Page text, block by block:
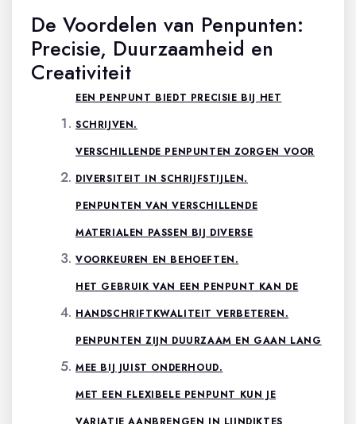
De Voordelen van Penpunten:
Precisie, Duurzaamheid en
Creativiteit
EEN PENPUNT BIEDT PRECISIE BIJ HET
SCHRIJVEN.
VERSCHILLENDE PENPUNTEN ZORGEN VOOR
DIVERSITEIT IN SCHRIJFSTIJLEN.
PENPUNTEN VAN VERSCHILLENDE
MATERIALEN PASSEN BIJ DIVERSE
VOORKEUREN EN BEHOEFTEN.
HET GEBRUIK VAN EEN PENPUNT KAN DE
HANDSCHRIFTKWALITEIT VERBETEREN.
PENPUNTEN ZIJN DUURZAAM EN GAAN LANG
MEE BIJ JUIST ONDERHOUD.
MET EEN FLEXIBELE PENPUNT KUN JE